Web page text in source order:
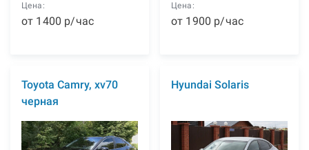
Цена:
от 1400 р/час
Цена:
от 1900 р/час
Toyota Camry, xv70
черная
Hyundai Solaris